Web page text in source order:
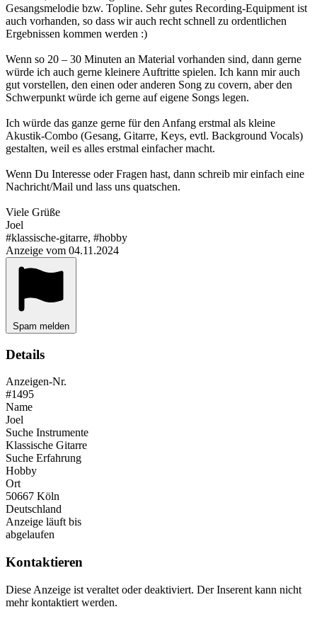
Gesangsmelodie bzw. Topline. Sehr gutes Recording-Equipment ist
auch vorhanden, so dass wir auch recht schnell zu ordentlichen
Ergebnissen kommen werden :)
Wenn so 20 – 30 Minuten an Material vorhanden sind, dann gerne
würde ich auch gerne kleinere Auftritte spielen. Ich kann mir auch
gut vorstellen, den einen oder anderen Song zu covern, aber den
Schwerpunkt würde ich gerne auf eigene Songs legen.
Ich würde das ganze gerne für den Anfang erstmal als kleine
Akustik-Combo (Gesang, Gitarre, Keys, evtl. Background Vocals)
gestalten, weil es alles erstmal einfacher macht.
Wenn Du Interesse oder Fragen hast, dann schreib mir einfach eine
Nachricht/Mail und lass uns quatschen.
Viele Grüße
Joel
#klassische-gitarre, #hobby
Anzeige vom 04.11.2024
Spam melden
Details
Anzeigen-Nr.
#1495
Name
Joel
Suche Instrumente
Klassische Gitarre
Suche Erfahrung
Hobby
Ort
50667 Köln
Deutschland
Anzeige läuft bis
abgelaufen
Kontaktieren
Diese Anzeige ist veraltet oder deaktiviert. Der Inserent kann nicht
mehr kontaktiert werden.